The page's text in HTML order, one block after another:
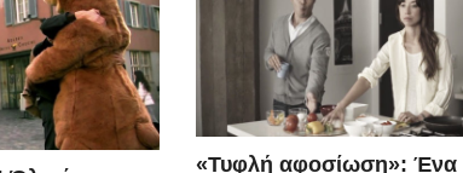
«Τυφλή αφοσίωση»: Ένα